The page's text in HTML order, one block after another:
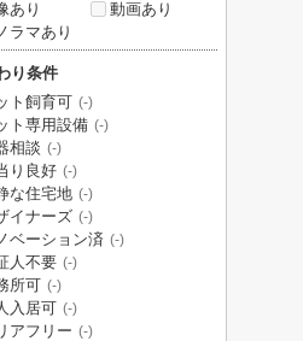
あり
動画あり
ラマあり
り条件
ト飼育可 (-)
ト専用設備 (-)
相談 (-)
り良好 (-)
な住宅地 (-)
イナーズ (-)
ベーション済 (-)
人不要 (-)
所可 (-)
入居可 (-)
アフリー (-)